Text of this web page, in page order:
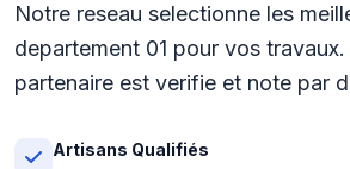
Notre reseau selectionne les
departement 01 pour vos
partenaire est verifie et note par
Artisans Qualifiés